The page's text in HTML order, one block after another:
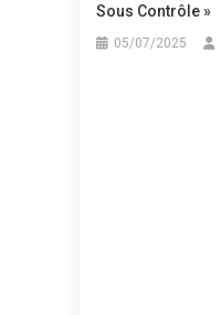
Sous Contrôle »
05/07/2025